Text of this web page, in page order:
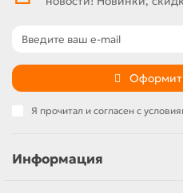
Я прочитал и согласен с
Информация